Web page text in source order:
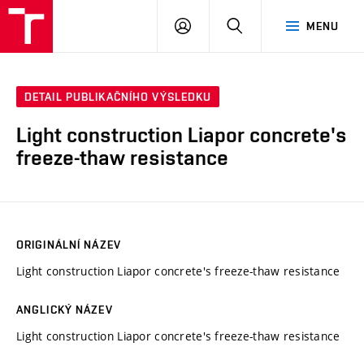
MENU
PŘIHLÁSIT
DETAIL PUBLIKAČNÍHO VÝSLEDKU
Light construction Liapor concrete's
freeze-thaw resistance
ORIGINÁLNÍ NÁZEV
Light construction Liapor concrete's freeze-thaw resistance
ANGLICKÝ NÁZEV
Light construction Liapor concrete's freeze-thaw resistance